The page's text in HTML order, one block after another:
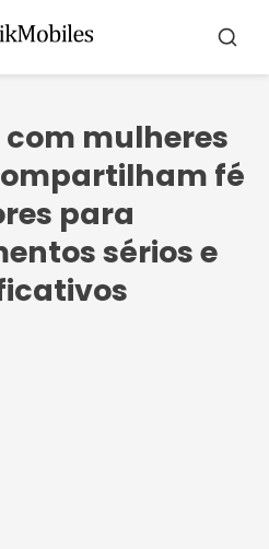
mulheres
fé
para
sérios e